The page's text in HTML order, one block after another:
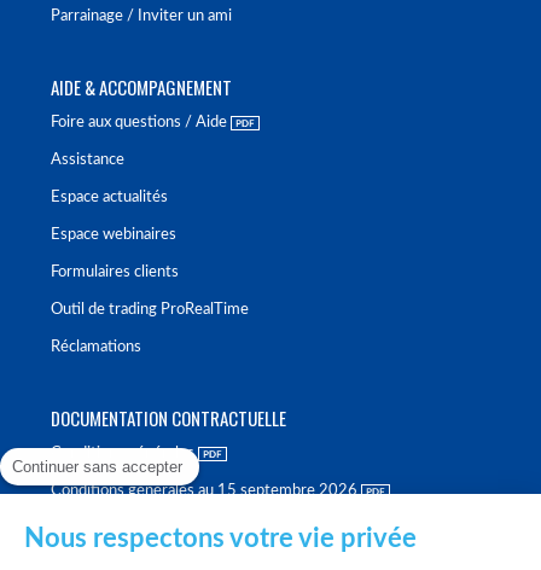
Parrainage / Inviter un ami
AIDE & ACCOMPAGNEMENT
Foire aux questions / Aide
Assistance
Espace actualités
Espace webinaires
Formulaires clients
Outil de trading ProRealTime
Réclamations
DOCUMENTATION CONTRACTUELLE
Conditions générales
Conditions générales au 15 septembre 2026
Continuer sans accepter
Nous respectons votre vie privée